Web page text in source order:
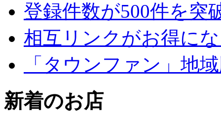
登録件数が500件を突
相互リンクがお得に
「タウンファン」地
新着のお店